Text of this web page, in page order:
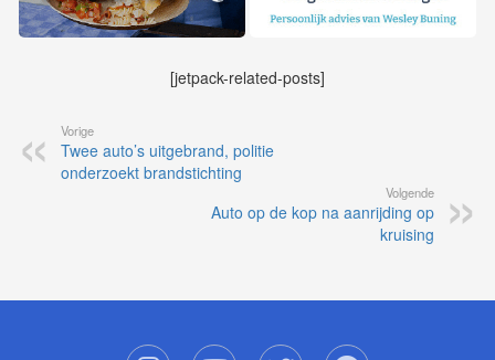
[jetpack-related-posts]
Vorige
Twee auto’s uitgebrand, politie
onderzoekt brandstichting
Volgende
Auto op de kop na aanrijding op
kruising